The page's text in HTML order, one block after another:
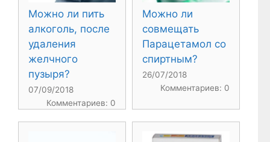
Можно ли пить
алкоголь, после
удаления
желчного
пузыря?
07/09/2018
Комментариев: 0
Можно ли
совмещать
Парацетамол со
спиртным?
26/07/2018
Комментариев: 0